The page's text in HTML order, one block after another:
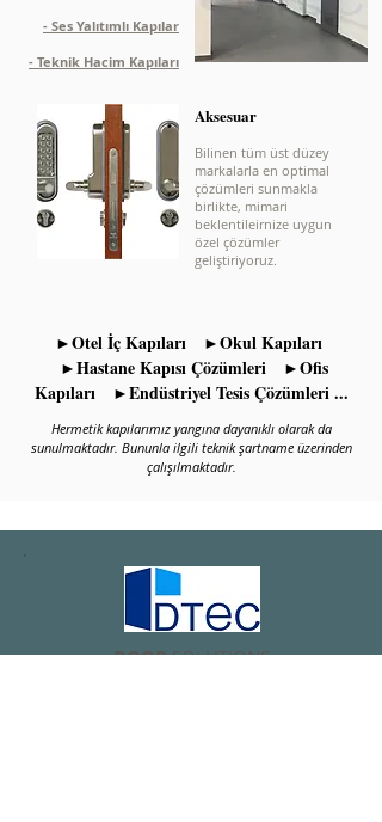
- Ses Yalıtımlı Kapılar
- Teknik Hacim Kapıları
Aksesuar
Bilinen tüm üst düzey
markalarla en optimal
çözümleri sunmakla
birlikte, mimari
beklentileirnize uygun
özel çözümler
geliştiriyoruz.
►Otel İç Kapıları ►Okul Kapıları
►Hastane Kapısı Çözümleri ►Ofis
Kapıları ►Endüstriyel Tesis Çözümleri ...
Hermetik kapılarımız yangına dayanıklı olarak da
sunulmaktadır. Bununla ilgili teknik şartname üzerinden
çalışılmaktadır.
DOORSOLUTIONS